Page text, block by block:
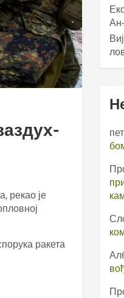
рекао је
ракета